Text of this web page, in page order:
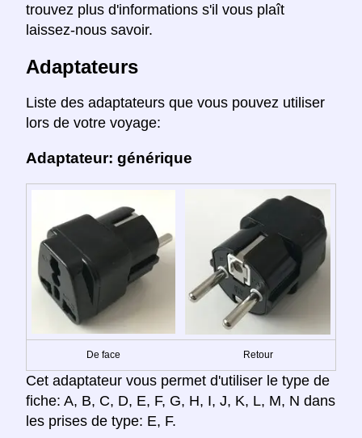
trouvez plus d'informations s'il vous plaît
laissez-nous savoir.
Adaptateurs
Liste des adaptateurs que vous pouvez utiliser
lors de votre voyage:
Adaptateur: générique
De face Retour
Cet adaptateur vous permet d'utiliser le type de
fiche: A, B, C, D, E, F, G, H, I, J, K, L, M, N dans
les prises de type: E, F.